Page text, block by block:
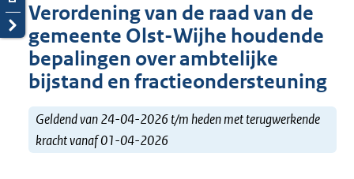
Verordening van de raad van de
gemeente Olst-Wijhe houdende
bepalingen over ambtelijke
bijstand en fractieondersteuning
Geldend van 24-04-2026 t/m heden met terugwerkende
kracht vanaf 01-04-2026